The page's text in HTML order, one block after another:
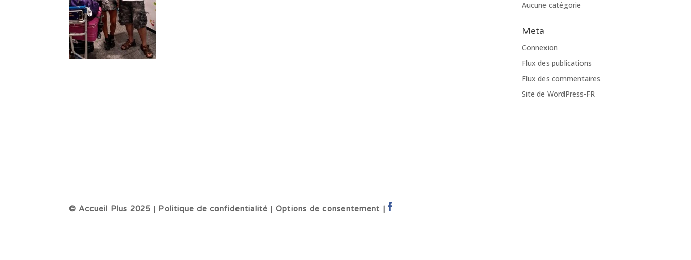
Aucune catégorie
Meta
Connexion
Flux des publications
Flux des commentaires
Site de WordPress-FR
© Accueil Plus 2025 | Politique de confidentialité |Options de consentement |